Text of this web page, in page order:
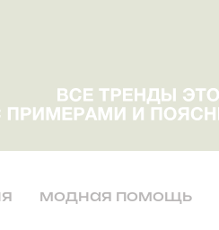
модная помощь